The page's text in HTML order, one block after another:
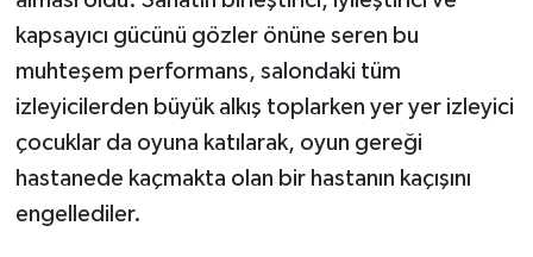
kapsayıcı gücünü gözler önüne seren bu
muhteşem performans, salondaki tüm
izleyicilerden büyük alkış toplarken yer yer izleyici
çocuklar da oyuna katılarak, oyun gereği
hastanede kaçmakta olan bir hastanın kaçışını
engellediler.